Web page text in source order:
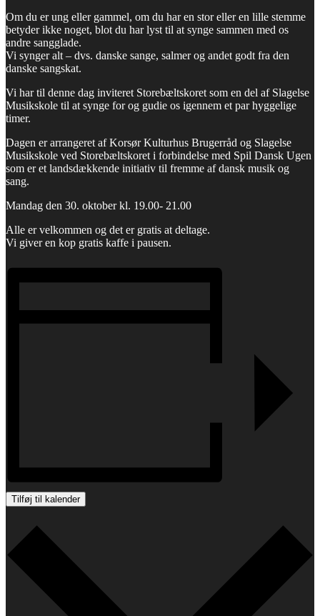
Om du er ung eller gammel, om du har en stor eller en lille stemme
betyder ikke noget, blot du har lyst til at synge sammen med os
andre sangglade.
Vi synger alt – dvs. danske sange, salmer og andet godt fra den
danske sangskat.
Vi har til denne dag inviteret Storebæltskoret som en del af Slagelse
Musikskole til at synge for og gudie os igennem et par hyggelige
timer.
Dagen er arrangeret af Korsør Kulturhus Brugerråd og Slagelse
Musikskole ved Storebæltskoret i forbindelse med Spil Dansk Ugen
som er et landsdækkende initiativ til fremme af dansk musik og
sang.
Mandag den 30. oktober kl. 19.00- 21.00
Alle er velkommen og det er gratis at deltage.
Vi giver en kop gratis kaffe i pausen.
Tilføj til kalender